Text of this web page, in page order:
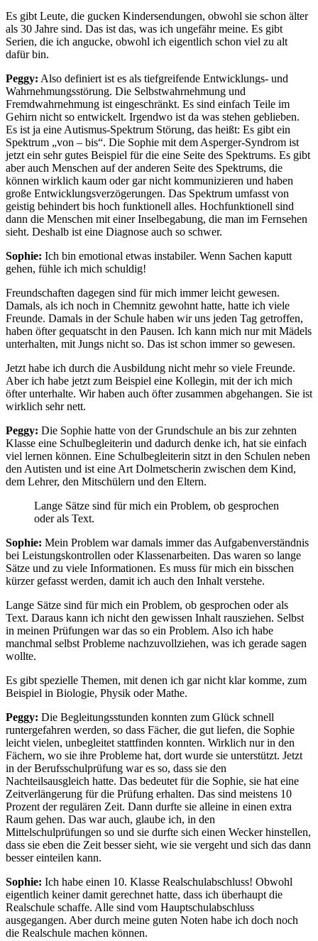
Es gibt Leute, die gucken Kindersendungen, obwohl sie schon älter
als 30 Jahre sind. Das ist das, was ich ungefähr meine. Es gibt
Serien, die ich angucke, obwohl ich eigentlich schon viel zu alt
dafür bin.
Peggy: Also definiert ist es als tiefgreifende Entwicklungs- und
Wahrnehmungsstörung. Die Selbstwahrnehmung und
Fremdwahrnehmung ist eingeschränkt. Es sind einfach Teile im
Gehirn nicht so entwickelt. Irgendwo ist da was stehen geblieben.
Es ist ja eine Autismus-Spektrum Störung, das heißt: Es gibt ein
Spektrum „von – bis“. Die Sophie mit dem Asperger-Syndrom ist
jetzt ein sehr gutes Beispiel für die eine Seite des Spektrums. Es gibt
aber auch Menschen auf der anderen Seite des Spektrums, die
können wirklich kaum oder gar nicht kommunizieren und haben
große Entwicklungsverzögerungen. Das Spektrum umfasst von
geistig behindert bis hoch funktionell alles. Hochfunktionell sind
dann die Menschen mit einer Inselbegabung, die man im Fernsehen
sieht. Deshalb ist eine Diagnose auch so schwer.
Sophie: Ich bin emotional etwas instabiler. Wenn Sachen kaputt
gehen, fühle ich mich schuldig!
Freundschaften dagegen sind für mich immer leicht gewesen.
Damals, als ich noch in Chemnitz gewohnt hatte, hatte ich viele
Freunde. Damals in der Schule haben wir uns jeden Tag getroffen,
haben öfter gequatscht in den Pausen. Ich kann mich nur mit Mädels
unterhalten, mit Jungs nicht so. Das ist schon immer so gewesen.
Jetzt habe ich durch die Ausbildung nicht mehr so viele Freunde.
Aber ich habe jetzt zum Beispiel eine Kollegin, mit der ich mich
öfter unterhalte. Wir haben auch öfter zusammen abgehangen. Sie ist
wirklich sehr nett.
Peggy: Die Sophie hatte von der Grundschule an bis zur zehnten
Klasse eine Schulbegleiterin und dadurch denke ich, hat sie einfach
viel lernen können. Eine Schulbegleiterin sitzt in den Schulen neben
den Autisten und ist eine Art Dolmetscherin zwischen dem Kind,
dem Lehrer, den Mitschülern und den Eltern.
Lange Sätze sind für mich ein Problem, ob gesprochen
oder als Text.
Sophie: Mein Problem war damals immer das Aufgabenverständnis
bei Leistungskontrollen oder Klassenarbeiten. Das waren so lange
Sätze und zu viele Informationen. Es muss für mich ein bisschen
kürzer gefasst werden, damit ich auch den Inhalt verstehe.
Lange Sätze sind für mich ein Problem, ob gesprochen oder als
Text. Daraus kann ich nicht den gewissen Inhalt rausziehen. Selbst
in meinen Prüfungen war das so ein Problem. Also ich habe
manchmal selbst Probleme nachzuvollziehen, was ich gerade sagen
wollte.
Es gibt spezielle Themen, mit denen ich gar nicht klar komme, zum
Beispiel in Biologie, Physik oder Mathe.
Peggy: Die Begleitungsstunden konnten zum Glück schnell
runtergefahren werden, so dass Fächer, die gut liefen, die Sophie
leicht vielen, unbegleitet stattfinden konnten. Wirklich nur in den
Fächern, wo sie ihre Probleme hat, dort wurde sie unterstützt. Jetzt
in der Berufsschulprüfung war es so, dass sie den
Nachteilsausgleich hatte. Das bedeutet für die Sophie, sie hat eine
Zeitverlängerung für die Prüfung erhalten. Das sind meistens 10
Prozent der regulären Zeit. Dann durfte sie alleine in einen extra
Raum gehen. Das war auch, glaube ich, in den
Mittelschulprüfungen so und sie durfte sich einen Wecker hinstellen,
dass sie eben die Zeit besser sieht, wie sie vergeht und sich das dann
besser einteilen kann.
Sophie: Ich habe einen 10. Klasse Realschulabschluss! Obwohl
eigentlich keiner damit gerechnet hatte, dass ich überhaupt die
Realschule schaffe. Alle sind vom Hauptschulabschluss
ausgegangen. Aber durch meine guten Noten habe ich doch noch
die Realschule machen können.